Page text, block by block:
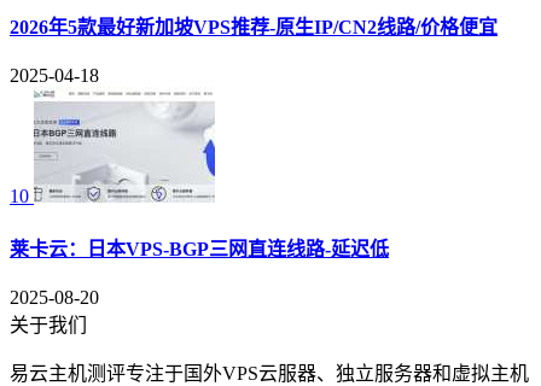
2026年5款最好新加坡VPS推荐-原生IP/CN2线路/价格便宜
2025-04-18
10
莱卡云：日本VPS-BGP三网直连线路-延迟低
2025-08-20
关于我们
易云主机测评专注于国外VPS云服器、独立服务器和虚拟主机